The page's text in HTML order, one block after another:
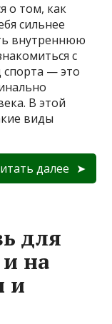
о том, как
сильнее
внутреннюю
с
— это
В этой
виды
далее
для
на
и